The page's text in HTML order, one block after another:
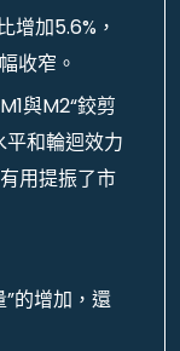
加5.6%，
收窄。
與M2“鉸剪
平和輪迴效力
用提振了市
的增加，還